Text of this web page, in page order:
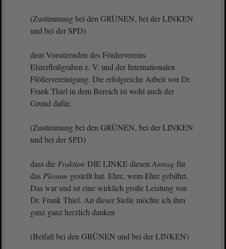
(Zustimmung bei den GRÜNEN, bei der LINKEN
und bei der SPD)
dem Vorsitzenden des Fördervereins
Elsterfloßgraben e. V. und der Internationalen
Flößervereinigung. Die erfolgreiche Arbeit von Dr.
Frank Thiel in dem Bereich ist wohl auch der
Grund dafür,
(Zustimmung bei den GRÜNEN, bei der LINKEN
und bei der SPD)
dass die Fraktion DIE LINKE diesen Antrag für
das Plenum gestellt hat. Ehre, wem Ehre gebührt.
Das war und ist eine wirklich große Leistung von
Dr. Frank Thiel. An dieser Stelle möchte ich ihm
ganz ganz herzlich danken
(Beifall bei den GRÜNEN und bei der LINKEN)